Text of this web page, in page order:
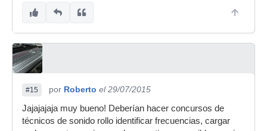
#15 por Roberto el 29/07/2015
Jajajajaja muy bueno! Deberían hacer concursos de
técnicos de sonido rollo identificar frecuencias, cargar